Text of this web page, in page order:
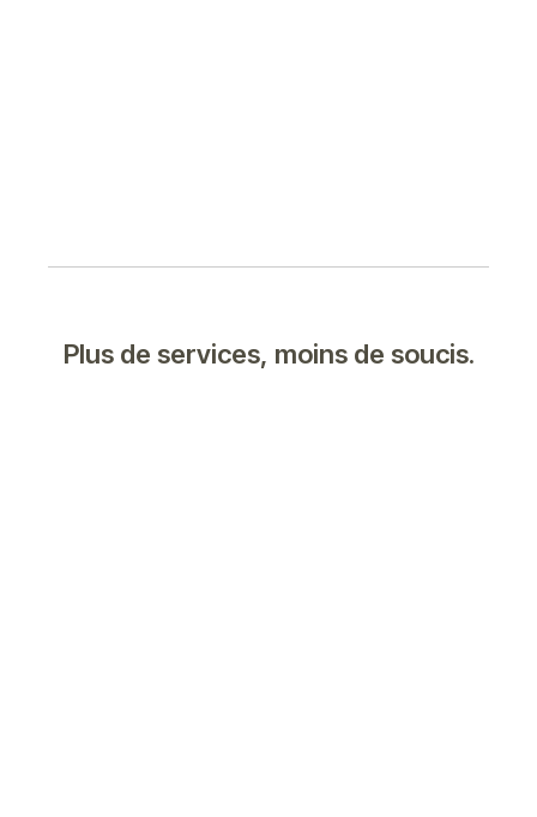
Plus de services, moins de soucis.